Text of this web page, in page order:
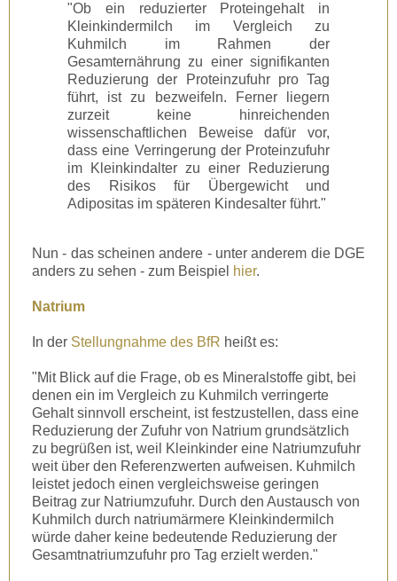
"Ob ein reduzierter Proteingehalt in
Kleinkindermilch im Vergleich zu
Kuhmilch im Rahmen der
Gesamternährung zu einer signifikanten
Reduzierung der Proteinzufuhr pro Tag
führt, ist zu bezweifeln. Ferner liegern
zurzeit keine hinreichenden
wissenschaftlichen Beweise dafür vor,
dass eine Verringerung der Proteinzufuhr
im Kleinkindalter zu einer Reduzierung
des Risikos für Übergewicht und
Adipositas im späteren Kindesalter führt."
Nun - das scheinen andere - unter anderem die DGE
anders zu sehen - zum Beispiel hier.
Natrium
In der Stellungnahme des BfR heißt es:
"Mit Blick auf die Frage, ob es Mineralstoffe gibt, bei
denen ein im Vergleich zu Kuhmilch verringerte
Gehalt sinnvoll erscheint, ist festzustellen, dass eine
Reduzierung der Zufuhr von Natrium grundsätzlich
zu begrüßen ist, weil Kleinkinder eine Natriumzufuhr
weit über den Referenzwerten aufweisen. Kuhmilch
leistet jedoch einen vergleichsweise geringen
Beitrag zur Natriumzufuhr. Durch den Austausch von
Kuhmilch durch natriumärmere Kleinkindermilch
würde daher keine bedeutende Reduzierung der
Gesamtnatriumzufuhr pro Tag erzielt werden."